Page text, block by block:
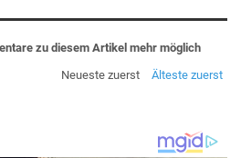
zu diesem Artikel mehr möglich
Neueste zuerst
Älteste zuerst